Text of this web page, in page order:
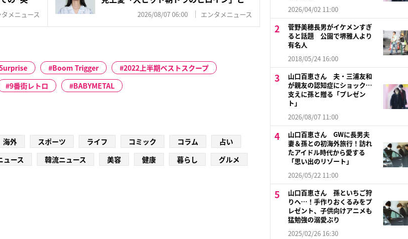
タメニュース 2026/08/07 06:00 エンタメニュース
Boom Trigger
2022上半期ベストスクープ
9番街レトロ
BABYMETAL
海外 スポーツ ライフ コミック コラム
占い
ュース 韓流ニュース 美容 健康 暮らし グルメ
2026/04/02 11:00
菅野美穂長男がイケメンすぎ
ると話題 公園で堺雅人より
有名人
2018/05/24 16:00
山口百恵さん 夫・三浦友和
が親友の認知症にショック…
支えに孫と贈る「プレゼン
ト」
2026/08/07 11:00
山口百恵さん GWに長男夫
妻＆孫との初海外旅行！訪れ
たアイドル時代から愛する
「思い出のリゾート」
2026/05/22 11:00
山口百恵さん 孫といちご狩
りへ…！手作りおくるみをプ
レゼント、子供向けアニメも
猛勉強の溺愛ぶり
2025/02/26 16:30